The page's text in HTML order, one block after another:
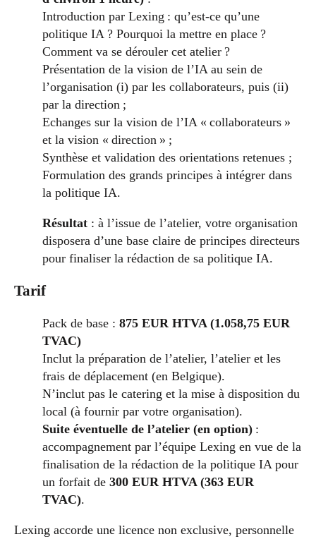
Introduction par Lexing : qu’est-ce qu’une
politique IA ? Pourquoi la mettre en place ?
Comment va se dérouler cet atelier ?
Présentation de la vision de l’IA au sein de
l’organisation (i) par les collaborateurs, puis (ii)
par la direction ;
Echanges sur la vision de l’IA « collaborateurs »
et la vision « direction » ;
Synthèse et validation des orientations retenues ;
Formulation des grands principes à intégrer dans
la politique IA.
Résultat : à l’issue de l’atelier, votre organisation
disposera d’une base claire de principes directeurs
pour finaliser la rédaction de sa politique IA.
Tarif
Pack de base : 875 EUR HTVA (1.058,75 EUR
TVAC)
Inclut la préparation de l’atelier, l’atelier et les
frais de déplacement (en Belgique).
N’inclut pas le catering et la mise à disposition du
local (à fournir par votre organisation).
Suite éventuelle de l’atelier (en option) :
accompagnement par l’équipe Lexing en vue de la
finalisation de la rédaction de la politique IA pour
un forfait de 300 EUR HTVA (363 EUR
TVAC).
Lexing accorde une licence non exclusive, personnelle